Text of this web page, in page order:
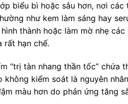
biểu bì hoặc sâu hơn, nơi
như kem làm sáng hay
thành hoặc làm mờ nhẹ
rất hạn chế.
“trị tàn nhang thần tốc” chứa
không kiểm soát là nguyên
màu hơn do phản ứng tăng